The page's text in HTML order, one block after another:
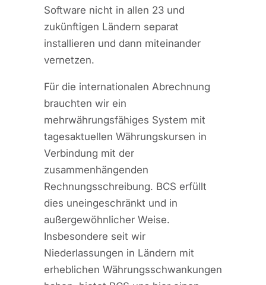
Software nicht in allen 23 und
zukünftigen Ländern separat
installieren und dann miteinander
vernetzen.
Für die internationalen Abrechnung
brauchten wir ein
mehrwährungsfähiges System mit
tagesaktuellen Währungskursen in
Verbindung mit der
zusammenhängenden
Rechnungsschreibung. BCS erfüllt
dies uneingeschränkt und in
außergewöhnlicher Weise.
Insbesondere seit wir
Niederlassungen in Ländern mit
erheblichen Währungsschwankungen